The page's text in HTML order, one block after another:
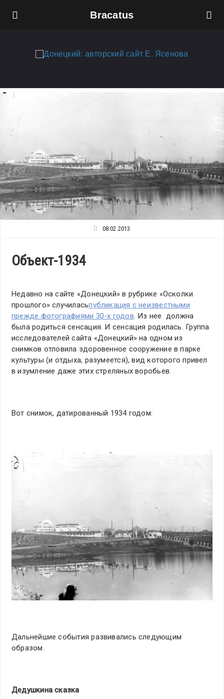
Bracatus
08.02.2013
Объект-1934
Недавно на сайте «Донецкий» в рубрике «Осколки
прошлого» случиласьпубликация с неизвестными
прежде фотографиями 30-х годов. Из нее должна
была родиться сенсация. И сенсация родилась. Группа
исследователей сайта «Донецкий» на одном из
снимков отловила здоровенное сооружение в парке
культуры (и отдыха, разумеется), вид которого привел
в изумление даже этих стреляных воробьев.
Вот снимок, датированный 1934 годом:
Дальнейшие события развивались следующим
образом.
Дедушкина сказка